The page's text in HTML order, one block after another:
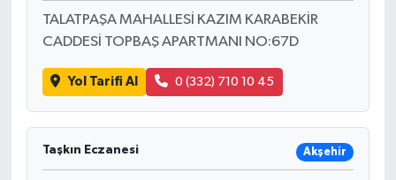
TALATPAŞA MAHALLESİ KAZIM KARABEKİR
CADDESİ TOPBAŞ APARTMANI NO:67D
Yol Tarifi Al 0 (332) 710 10 45
Taşkın Eczanesi Akşehir